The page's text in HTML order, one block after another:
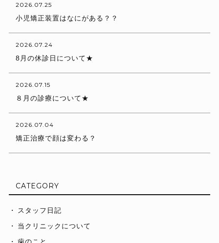
2026.07.25
小児矯正装置はなにがある？？
2026.07.24
8月の休診日について★
2026.07.15
８月の診療について★
2026.07.04
矯正治療で顔は変わる？
CATEGORY
スタッフ日記
当クリニックについて